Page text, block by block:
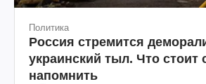
Политика
Россия стремится
украинский тыл. Что стоит
напомнить